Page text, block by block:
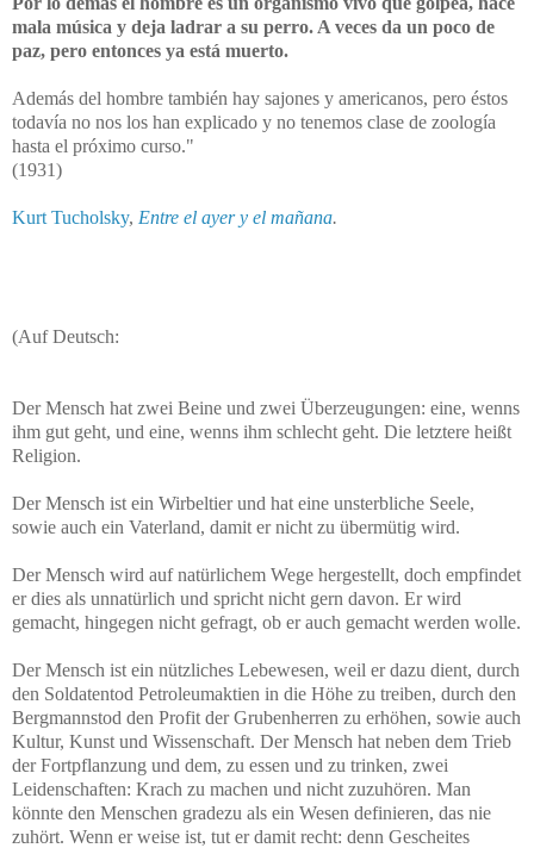
mala música y deja ladrar a su perro. A veces da un poco de
paz, pero entonces ya está muerto.
Además del hombre también hay sajones y americanos, pero éstos
todavía no nos los han explicado y no tenemos clase de zoología
hasta el próximo curso."
(1931)
Kurt Tucholsky, Entre el ayer y el mañana.
(Auf Deutsch:
Der Mensch hat zwei Beine und zwei Überzeugungen: eine, wenns
ihm gut geht, und eine, wenns ihm schlecht geht. Die letztere heißt
Religion.
Der Mensch ist ein Wirbeltier und hat eine unsterbliche Seele,
sowie auch ein Vaterland, damit er nicht zu übermütig wird.
Der Mensch wird auf natürlichem Wege hergestellt, doch empfindet
er dies als unnatürlich und spricht nicht gern davon. Er wird
gemacht, hingegen nicht gefragt, ob er auch gemacht werden wolle.
Der Mensch ist ein nützliches Lebewesen, weil er dazu dient, durch
den Soldatentod Petroleumaktien in die Höhe zu treiben, durch den
Bergmannstod den Profit der Grubenherren zu erhöhen, sowie auch
Kultur, Kunst und Wissenschaft. Der Mensch hat neben dem Trieb
der Fortpflanzung und dem, zu essen und zu trinken, zwei
Leidenschaften: Krach zu machen und nicht zuzuhören. Man
könnte den Menschen gradezu als ein Wesen definieren, das nie
zuhört. Wenn er weise ist, tut er damit recht: denn Gescheites